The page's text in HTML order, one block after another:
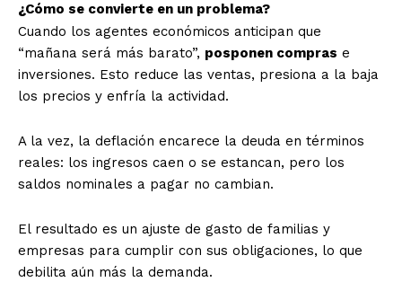
¿Cómo se convierte en un problema?
Cuando los agentes económicos anticipan que
“mañana será más barato”, posponen compras e
inversiones. Esto reduce las ventas, presiona a la baja
los precios y enfría la actividad.
A la vez, la deflación encarece la deuda en términos
reales: los ingresos caen o se estancan, pero los
saldos nominales a pagar no cambian.
El resultado es un ajuste de gasto de familias y
empresas para cumplir con sus obligaciones, lo que
debilita aún más la demanda.